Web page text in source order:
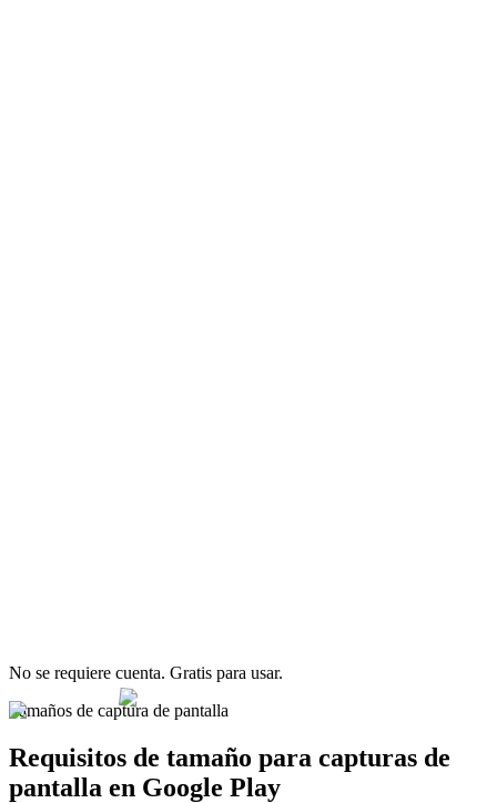
No se requiere cuenta. Gratis para usar.
Tamaños de captura de pantalla
Requisitos de tamaño para capturas de
pantalla en Google Play